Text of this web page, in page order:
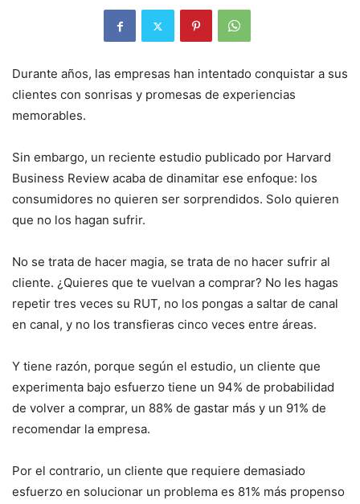
Durante años, las empresas han intentado conquistar a sus
clientes con sonrisas y promesas de experiencias
memorables.
Sin embargo, un reciente estudio publicado por Harvard
Business Review acaba de dinamitar ese enfoque: los
consumidores no quieren ser sorprendidos. Solo quieren
que no los hagan sufrir.
No se trata de hacer magia, se trata de no hacer sufrir al
cliente. ¿Quieres que te vuelvan a comprar? No les hagas
repetir tres veces su RUT, no los pongas a saltar de canal
en canal, y no los transfieras cinco veces entre áreas.
Y tiene razón, porque según el estudio, un cliente que
experimenta bajo esfuerzo tiene un 94% de probabilidad
de volver a comprar, un 88% de gastar más y un 91% de
recomendar la empresa.
Por el contrario, un cliente que requiere demasiado
esfuerzo en solucionar un problema es 81% más propenso